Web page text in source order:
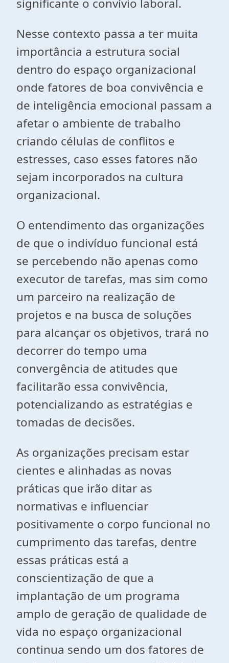
significante o convívio laboral.
Nesse contexto passa a ter muita
importância a estrutura social
dentro do espaço organizacional
onde fatores de boa convivência e
de inteligência emocional passam a
afetar o ambiente de trabalho
criando células de conflitos e
estresses, caso esses fatores não
sejam incorporados na cultura
organizacional.
O entendimento das organizações
de que o indivíduo funcional está
se percebendo não apenas como
executor de tarefas, mas sim como
um parceiro na realização de
projetos e na busca de soluções
para alcançar os objetivos, trará no
decorrer do tempo uma
convergência de atitudes que
facilitarão essa convivência,
potencializando as estratégias e
tomadas de decisões.
As organizações precisam estar
cientes e alinhadas as novas
práticas que irão ditar as
normativas e influenciar
positivamente o corpo funcional no
cumprimento das tarefas, dentre
essas práticas está a
conscientização de que a
implantação de um programa
amplo de geração de qualidade de
vida no espaço organizacional
continua sendo um dos fatores de